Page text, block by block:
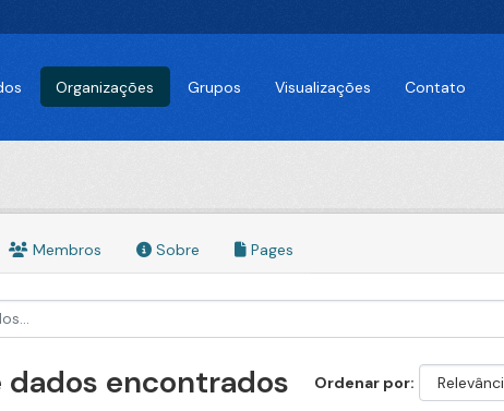
Organizações Grupos Visualizações Contato
Membros Sobre Pages
Ordenar por
encontrados